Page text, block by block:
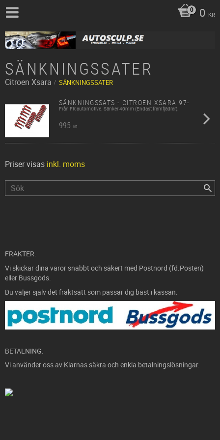
0 KR
SÄNKNINGSSATER
Citroen Xsara SÄNKNINGSSATER
SÄNKNINGSSATS - CITROEN XSARA 97-
Från FK automotive. Sänker 40mm (Endast framfjädrar).
995 KR
Priser visas inkl. moms
FRAKTER.
Vi skickar dina varor snabbt och säkert med Postnord (fd.Posten)
eller Bussgods.
Du väljer själv det fraktsätt som passar dig bäst i kassan.
BETALNING.
Vi använder oss av Klarnas säkra och enkla betalningslösningar.